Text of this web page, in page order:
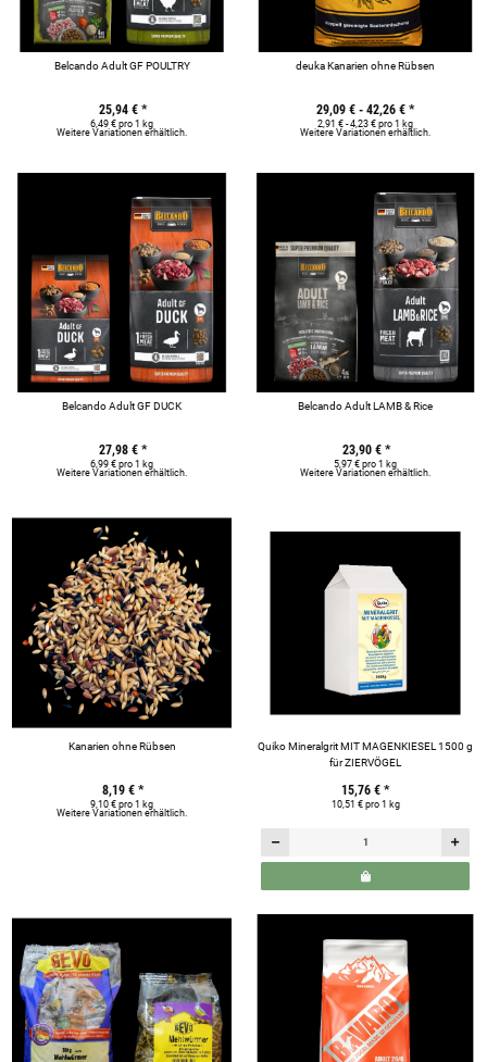
Belcando Adult GF POULTRY
25,94 €*
6,49 € pro 1 kg
Weitere Variationen erhältlich.
deuka Kanarien ohne Rübsen
29,09 € - 42,26 € *
2,91 € - 4,23 € pro 1 kg
Weitere Variationen erhältlich.
Belcando Adult GF DUCK
27,98 €*
6,99 € pro 1 kg
Weitere Variationen erhältlich.
Belcando Adult LAMB & Rice
23,90 €*
5,97 € pro 1 kg
Weitere Variationen erhältlich.
Kanarien ohne Rübsen
8,19 €*
9,10 € pro 1 kg
Weitere Variationen erhältlich.
Quiko Mineralgrit MIT MAGENKIESEL 1500 g
für ZIERVÖGEL
15,76 € *
10,51 € pro 1 kg